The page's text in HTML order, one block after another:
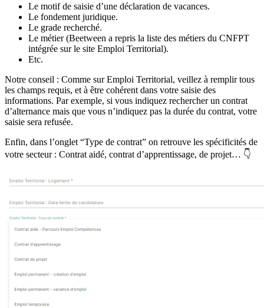
Le motif de saisie d’une déclaration de vacances.
Le fondement juridique.
Le grade recherché.
Le métier (Beetween a repris la liste des métiers du CNFPT
intégrée sur le site Emploi Territorial).
Etc.
Notre conseil : Comme sur Emploi Territorial, veillez à remplir tous
les champs requis, et à être cohérent dans votre saisie des
informations. Par exemple, si vous indiquez rechercher un contrat
d’alternance mais que vous n’indiquez pas la durée du contrat, votre
saisie sera refusée.
Enfin, dans l’onglet “Type de contrat” on retrouve les spécificités de
votre secteur : Contrat aidé, contrat d’apprentissage, de projet… 👇